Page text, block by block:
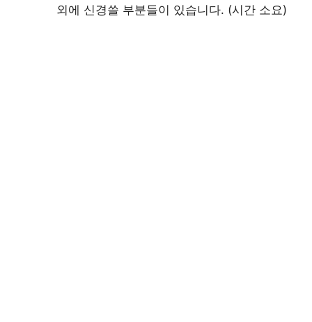
외에 신경쓸 부분들이 있습니다. (시간 소요)